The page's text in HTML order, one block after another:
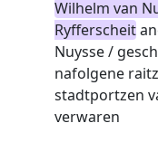
Wilhelm van
Ryfferscheit
Nuysse /
nafolgene
stadtportzen
verwaren